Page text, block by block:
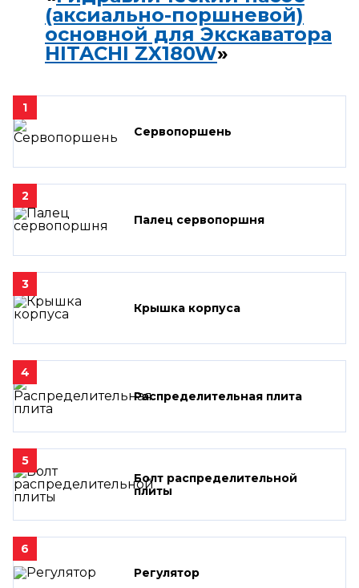
(аксиально-поршневой)
основной для Экскаватора
HITACHI ZX180W»
1
Сервопоршень
2
Палец сервопоршня
3
Крышка корпуса
4
Распределительная плита
5
Болт распределительной
плиты
6
Регулятор